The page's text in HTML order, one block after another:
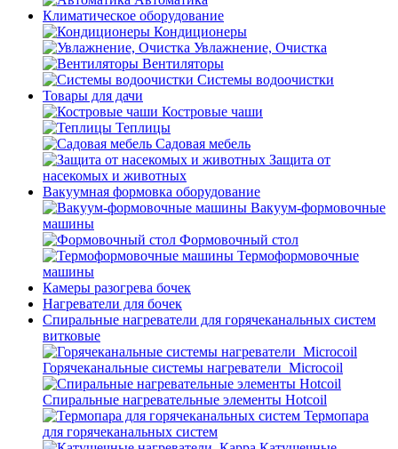
Климатическое оборудование
Кондиционеры
Увлажнение, Очистка
Вентиляторы
Системы водоочистки
Товары для дачи
Костровые чаши
Теплицы
Садовая мебель
Защита от
насекомых и животных
Вакуумная формовка оборудование
Вакуум-формовочные
машины
Формовочный стол
Термоформовочные
машины
Камеры разогрева бочек
Нагреватели для бочек
Спиральные нагреватели для горячеканальных систем
витковые
Горячеканальные системы нагреватели_Microcoil
Спиральные нагревательные элементы Hotcoil
Термопара
для горячеканальных систем